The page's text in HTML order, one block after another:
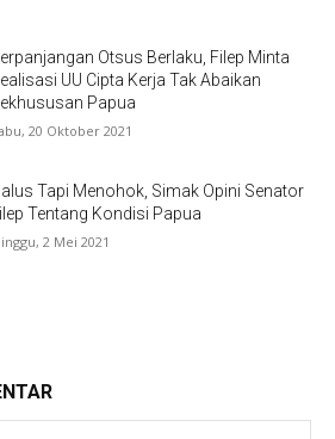
Otsus Berlaku, Filep Minta
UU Cipta Kerja Tak Abaikan
Papua
20 Oktober 2021
Tapi Menohok, Simak Opini Senator
Tentang Kondisi Papua
2 Mei 2021